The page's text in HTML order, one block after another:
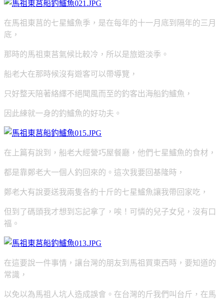
在馬祖東莒的七星鱸魚季，是在每年的十一月底到隔年的三月
底，
那時的馬祖東莒氣候比較冷，所以是旅遊淡季。
船老大在那時候沒有遊客可以帶導覽，
只好整天陪著絡繹不絕聞風而至的釣客出海船釣鱸魚，
因此練就一身的釣鱸魚的好功夫。
在上篇有說到，船老大經營巧屋餐廳，他們七星鱸魚的食材，
都是靠鄭老大一個人釣回來的。這次我要回基隆時，
鄭老大有說要送我兩隻各約十斤的七星鱸魚讓我帶回家吃，
但到了碼頭我才想到忘記拿了，唉！可憐的兒子女兒，沒有口
福。
在這要說一件事情，讓台灣的朋友到馬祖買東西時，要知道的
常識，
以免以為馬祖人坑人造成誤會。在台灣的斤我們叫台斤，在馬